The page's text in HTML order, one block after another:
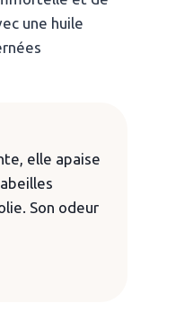
une huile
elle apaise
Son odeur